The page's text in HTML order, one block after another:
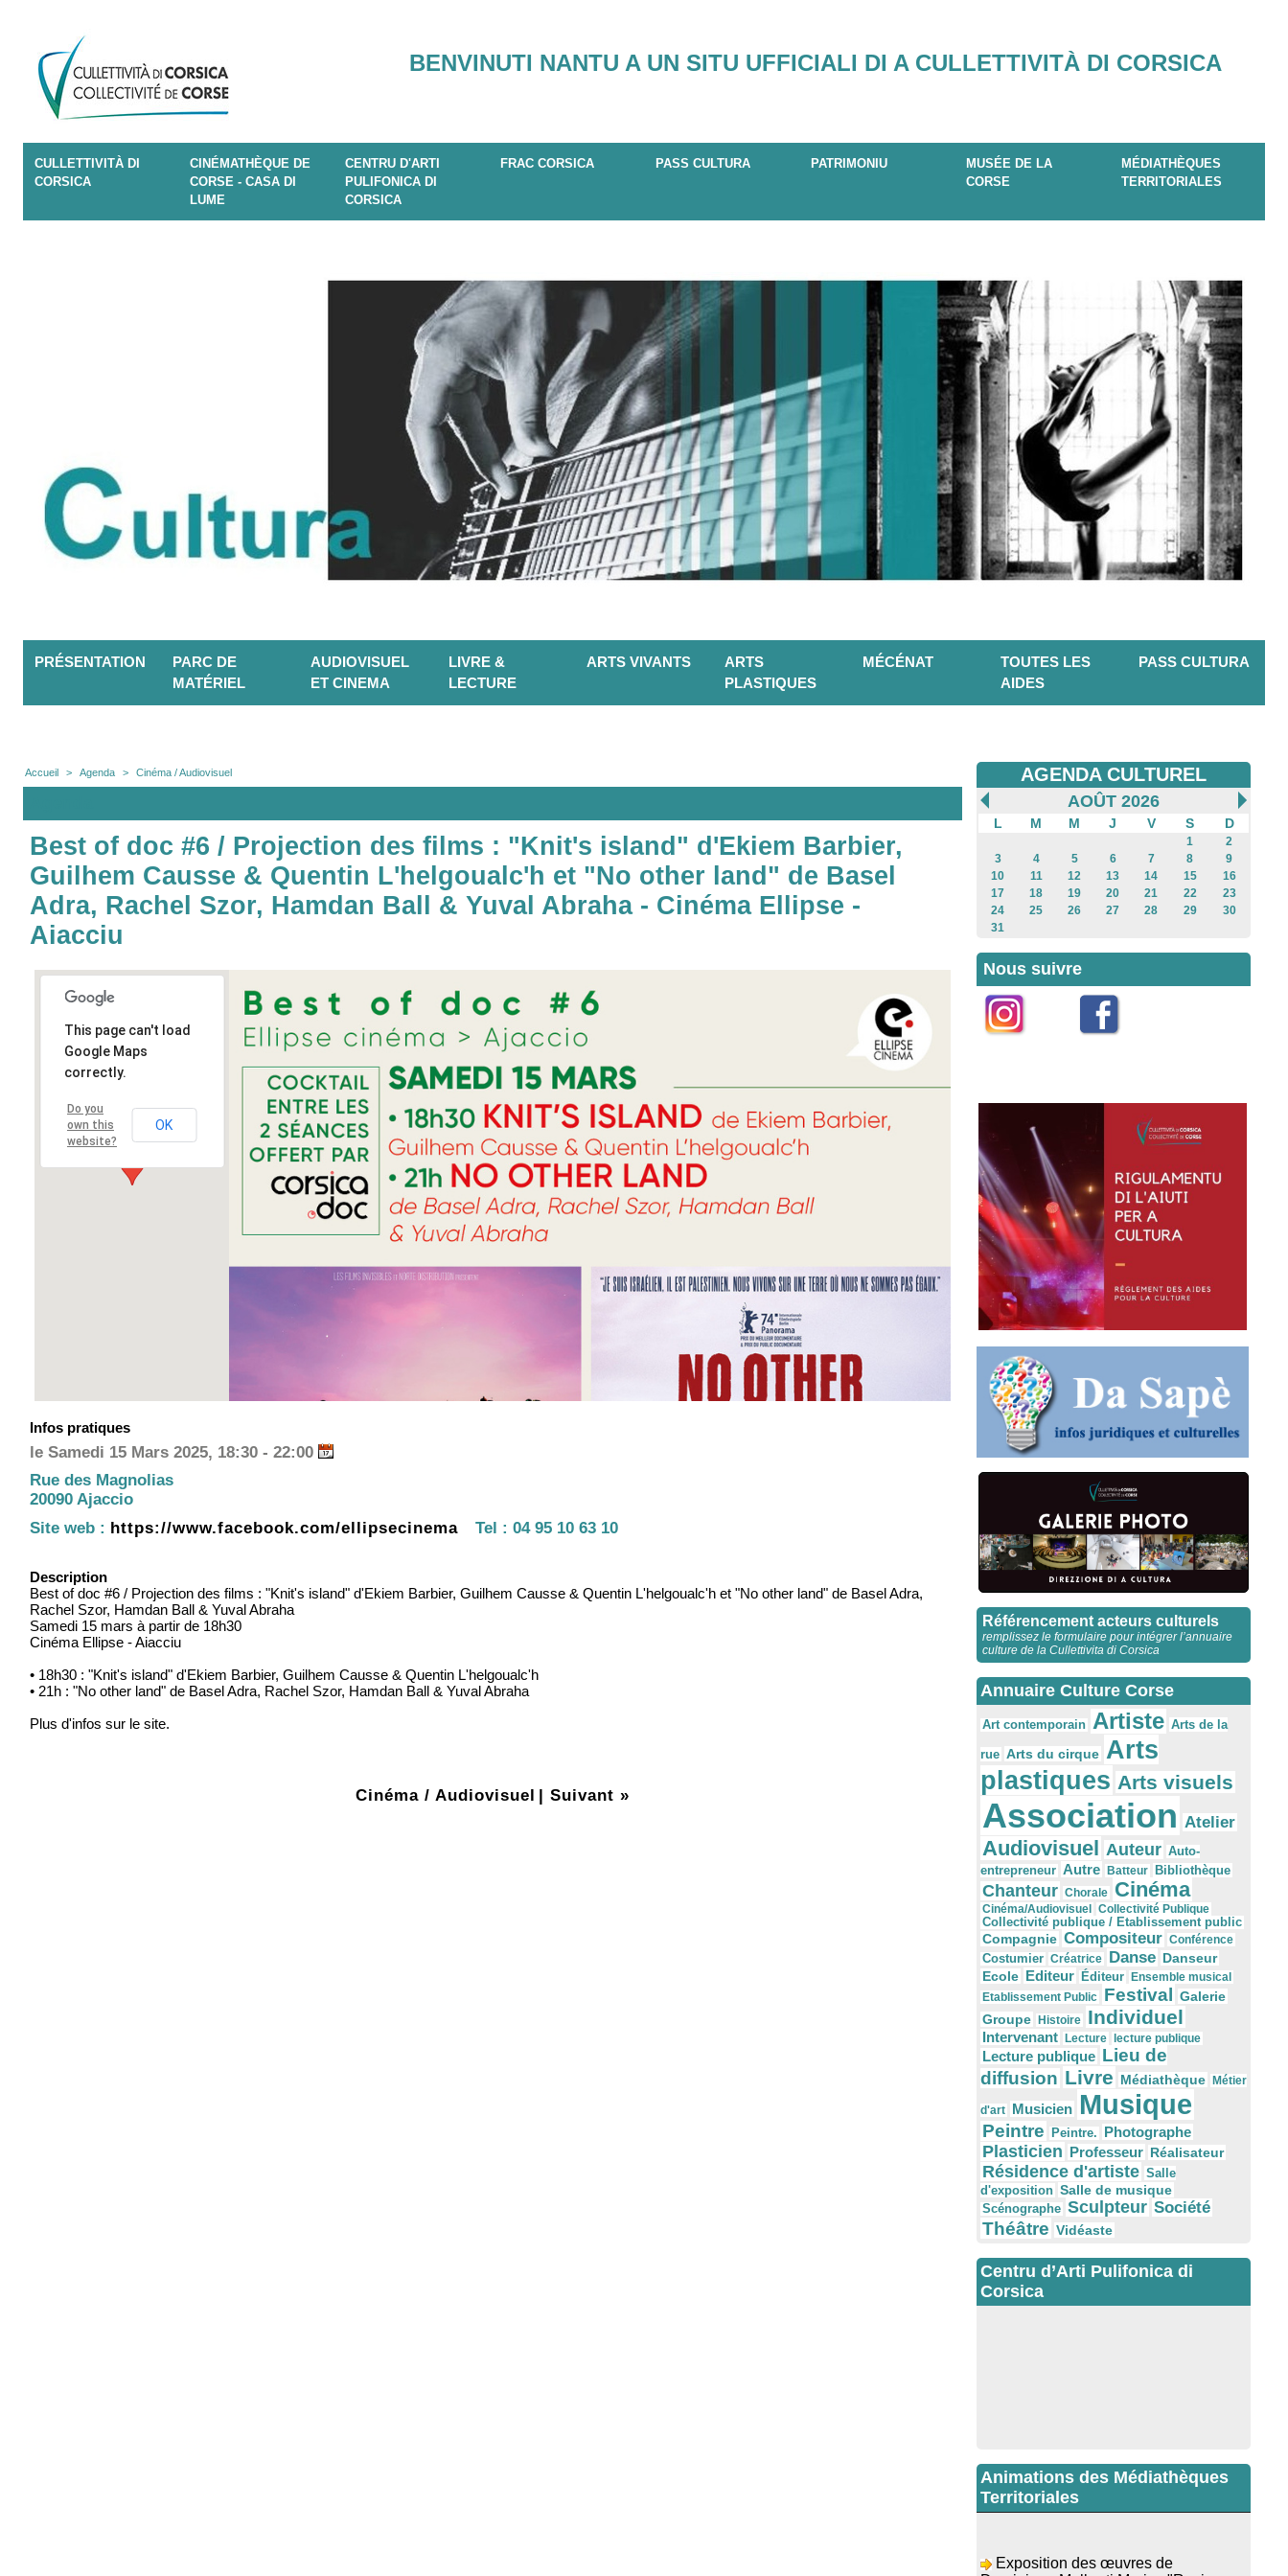
BENVINUTI NANTU A UN SITU UFFICIALI DI A CULLETTIVITÀ DI CORSICA
CULLETTIVITÀ DI
CORSICA
CINÉMATHÈQUE DE
CORSE - CASA DI
LUME
CENTRU D'ARTI
PULIFONICA DI
CORSICA
FRAC CORSICA PASS CULTURA PATRIMONIU
MUSÉE DE LA
CORSE
MÉDIATHÈQUES
TERRITORIALES
PRÉSENTATION
PARC DE
MATÉRIEL
AUDIOVISUEL
ET CINEMA
LIVRE &
LECTURE
ARTS VIVANTS
ARTS
PLASTIQUES
MÉCÉNAT
TOUTES LES
AIDES
PASS CULTURA
Accueil > Agenda > Cinéma / Audiovisuel
Best of doc #6 / Projection des films : "Knit's island" d'Ekiem Barbier,
Guilhem Causse & Quentin L'helgoualc'h et "No other land" de Basel
Adra, Rachel Szor, Hamdan Ball & Yuval Abraha - Cinéma Ellipse -
Aiacciu
This page can't load
Google Maps
correctly.
Do you
own this
website?
OK
Infos pratiques
le Samedi 15 Mars 2025, 18:30 - 22:00
Rue des Magnolias
20090 Ajaccio
Site web : https://www.facebook.com/ellipsecinema Tel : 04 95 10 63 10
Description
Best of doc #6 / Projection des films : "Knit's island" d'Ekiem Barbier, Guilhem Causse & Quentin L'helgoualc'h et "No other land" de Basel Adra,
Rachel Szor, Hamdan Ball & Yuval Abraha
Samedi 15 mars à partir de 18h30
Cinéma Ellipse - Aiacciu
• 18h30 : "Knit's island" d'Ekiem Barbier, Guilhem Causse & Quentin L'helgoualc'h
• 21h : "No other land" de Basel Adra, Rachel Szor, Hamdan Ball & Yuval Abraha
Plus d'infos sur le site.
Cinéma / Audiovisuel | Suivant »
AGENDA CULTUREL
AOÛT 2026
L M M J V S D
1
2
3
4 5 6 7 8
9
10
11 12 13 14 15
16
17
18 19 20 21 22
23
24
25 26 27 28 29
30
31
Nous suivre
Référencement acteurs culturels
remplissez le formulaire pour intégrer l’annuaire
culture de la Cullettivita di Corsica
Annuaire Culture Corse
Art contemporain Artiste Arts de la
rue Arts du cirque Arts
plastiques Arts visuels
Association Atelier
Audiovisuel Auteur Auto-
entrepreneur Autre Batteur Bibliothèque
Chanteur Chorale Cinéma
Cinéma/Audiovisuel
Collectivité Publique
Collectivité publique / Etablissement public
Compagnie Compositeur Conférence
Costumier Créatrice Danse Danseur
Ecole Editeur Éditeur
Ensemble musical
Etablissement Public Festival Galerie
Groupe
Histoire Individuel
Intervenant Lecture lecture publique
Lecture publique Lieu de
diffusion Livre Médiathèque Métier
d'art Musicien Musique
Peintre Peintre. Photographe
Plasticien Professeur Réalisateur
Résidence d'artiste Salle
d'exposition Salle de musique
Scénographe Sculpteur Société
Théâtre Vidéaste
Centru d’Arti Pulifonica di
Corsica
Animations des Médiathèques
Territoriales
Dominique Malberti Morin : "Racines,